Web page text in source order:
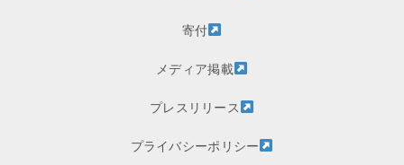
寄付
メディア掲載
プレスリリース
プライバシーポリシー